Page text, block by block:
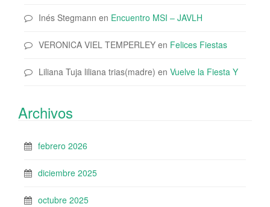
Inés Stegmann en Encuentro MSI – JAVLH
VERONICA VIEL TEMPERLEY en Felices Fiestas
Liliana Tuja liliana trias(madre) en Vuelve la Fiesta Y
Archivos
febrero 2026
diciembre 2025
octubre 2025